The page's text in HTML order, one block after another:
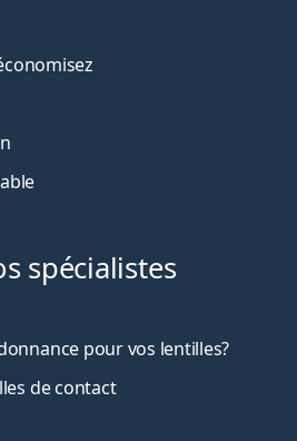
spécialistes
pour vos lentilles?
de contact